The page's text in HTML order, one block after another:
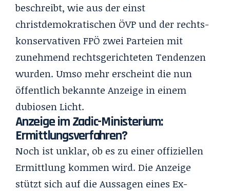
beschreibt, wie aus der einst
christdemokratischen ÖVP und der rechts-
konservativen FPÖ zwei Parteien mit
zunehmend rechtsgerichteten Tendenzen
wurden. Umso mehr erscheint die nun
öffentlich bekannte Anzeige in einem
dubiosen Licht.
Anzeige im Zadic-Ministerium:
Ermittlungsverfahren?
Noch ist unklar, ob es zu einer offiziellen
Ermittlung kommen wird. Die Anzeige
stützt sich auf die Aussagen eines Ex-